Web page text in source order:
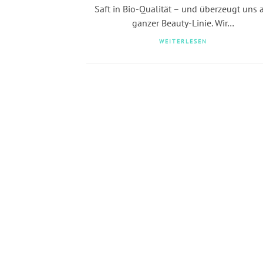
Saft in Bio-Qualität – und überzeugt uns
ganzer Beauty-Linie. Wir…
WEITERLESEN